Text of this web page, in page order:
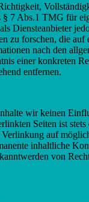
7 Abs.1 TMG für
Diensteanbieter
zu forschen, die
nach den
einer konkreten
entfernen.
wir keinen
Seiten ist
auf
inhaltliche
von